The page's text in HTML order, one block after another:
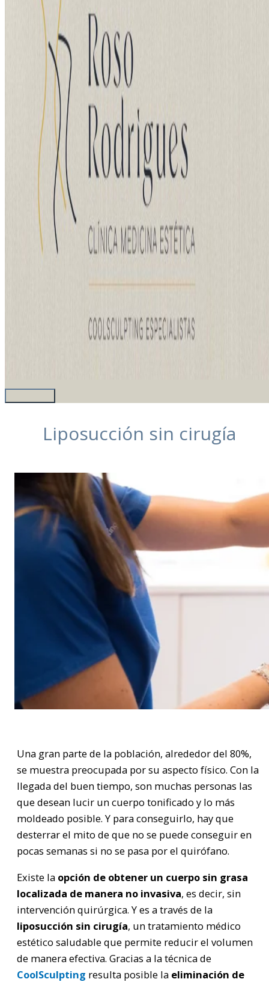
Liposucción sin cirugía
Una gran parte de la población, alrededor del 80%,
se muestra preocupada por su aspecto físico. Con la
llegada del buen tiempo, son muchas personas las
que desean lucir un cuerpo tonificado y lo más
moldeado posible. Y para conseguirlo, hay que
desterrar el mito de que no se puede conseguir en
pocas semanas si no se pasa por el quirófano.
Existe la opción de obtener un cuerpo sin grasa
localizada de manera no invasiva, es decir, sin
intervención quirúrgica. Y es a través de la
liposucción sin cirugía, un tratamiento médico
estético saludable que permite reducir el volumen
de manera efectiva. Gracias a la técnica de
CoolSculpting resulta posible la eliminación de